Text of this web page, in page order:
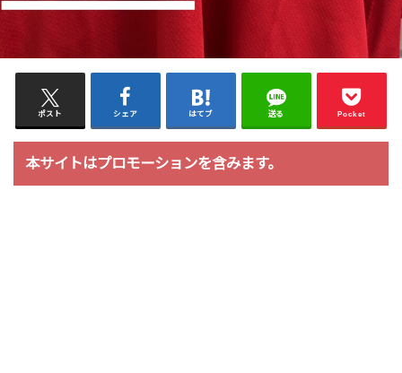
ポスト シェア はてブ 送る Pocket
本サイトはプロモーションを含みます。